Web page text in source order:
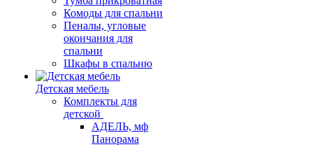
Комоды для спальни
Пеналы, угловые
окончания для
спальни
Шкафы в спальню
Детская мебель
Комплекты для
детской
АДЕЛЬ, мф
Панорама